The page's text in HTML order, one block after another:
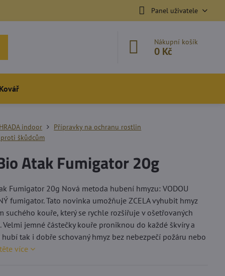
Panel uživatele
Nákupní košík
0 Kč
indoor
Přípravky na ochranu rostlin
škůdcům
Atak Fumigator 20g
Fumigator 20g Nová metoda hubení hmyzu: VODOU
fumigator. Tato novinka umožňuje ZCELA vyhubit hmyz
suchého kouře, který se rychle rozšiřuje v ošetřovaných
Velmi jemné částečky kouře proniknou do každé škvíry a
tak i dobře schovaný hmyz bez nebezpečí požáru nebo
více